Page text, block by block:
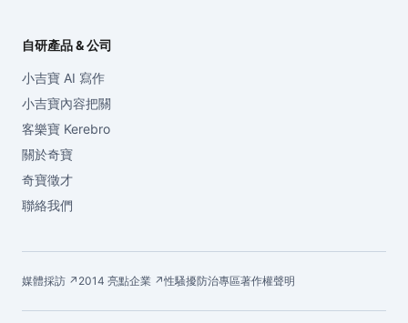
自研產品 & 公司
小吉寶 AI 寫作
小吉寶內容把關
客樂寶 Kerebro
關於奇寶
奇寶徵才
聯絡我們
媒體採訪 ↗ 2014 亮點企業 ↗性騷擾防治專區著作權聲明